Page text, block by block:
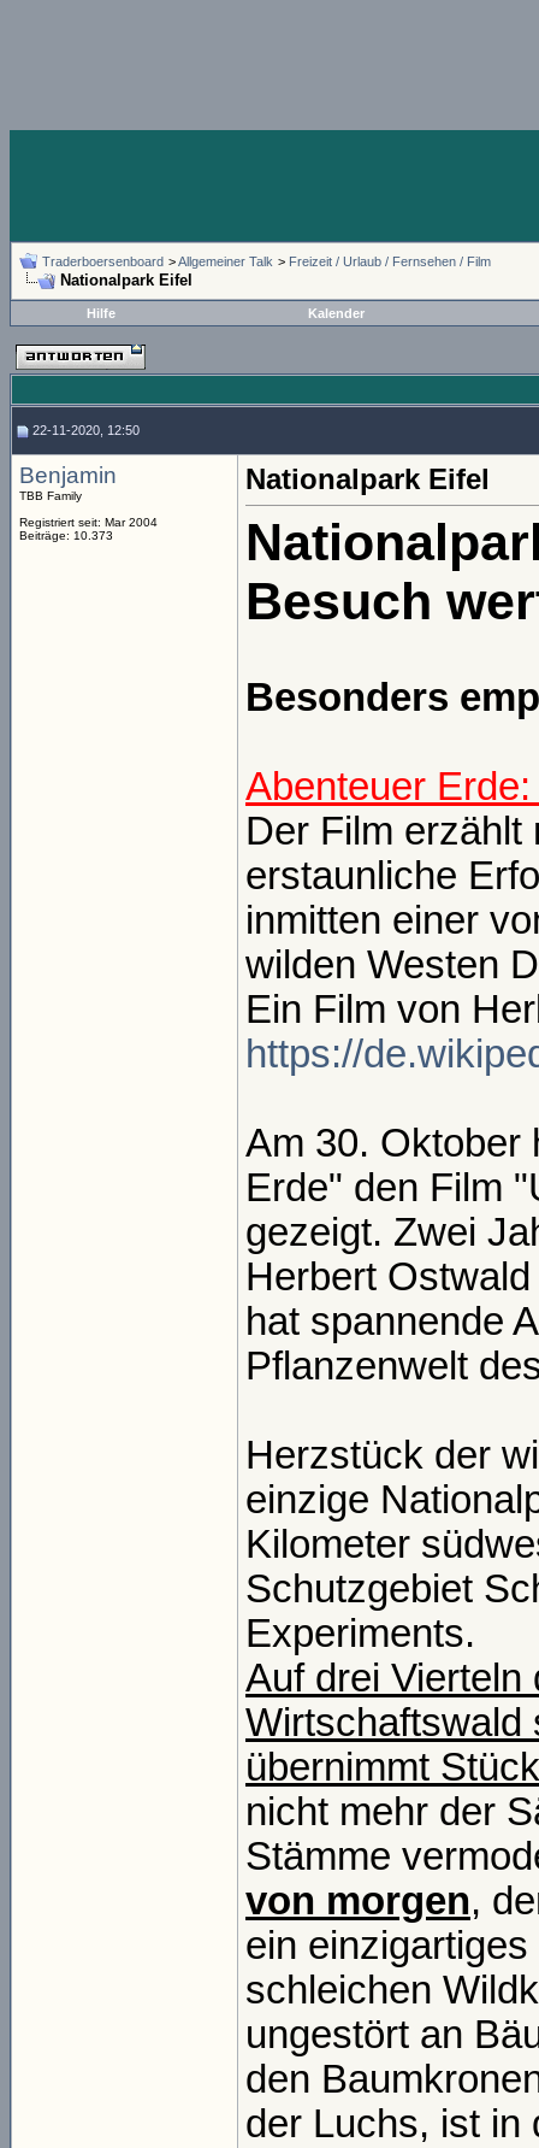
Traderboersenboard >Allgemeiner Talk > Freizeit / Urlaub / Fernsehen / Film
Nationalpark Eifel
Hilfe Kalender
22-11-2020, 12:50
Benjamin
TBB Family
Registriert seit: Mar 2004
Beiträge: 10.373
Nationalpark Eifel
Besuch
Besonders
Abenteuer
Der Film
erstaunliche
inmitten einer
wilden Westen
Ein Film von
https://
Am 30. Oktober
Erde" den Film
gezeigt. Zwei
Herbert
hat spannende
Pflanzenwelt
Herzstück der
einzige
Kilometer
Schutzgebiet
Experiments.
Auf drei Vierteln
Wirtschaftswald
übernimmt
nicht mehr der
Stämme
von morgen,
ein
schleichen
ungestört an
den
der Luchs, ist in